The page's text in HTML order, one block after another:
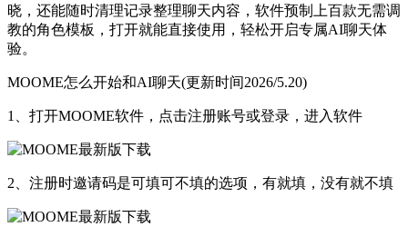
晓，还能随时清理记录整理聊天内容，软件预制上百款无需调
教的角色模板，打开就能直接使用，轻松开启专属AI聊天体
验。
MOOME怎么开始和AI聊天(更新时间2026/5.20)
1、打开MOOME软件，点击注册账号或登录，进入软件
2、注册时邀请码是可填可不填的选项，有就填，没有就不填